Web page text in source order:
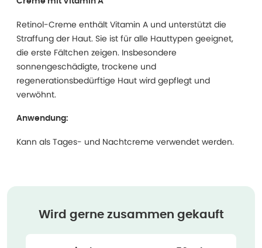
Retinol-Creme enthält Vitamin A und unterstützt die
Straffung der Haut. Sie ist für alle Hauttypen geeignet,
die erste Fältchen zeigen. Insbesondere
sonnengeschädigte, trockene und
regenerationsbedürftige Haut wird gepflegt und
verwöhnt.
Anwendung:
Kann als Tages- und Nachtcreme verwendet werden.
Wird gerne zusammen gekauft